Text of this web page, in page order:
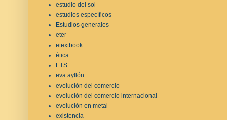
estudio del sol
estudios específicos
Estudios generales
eter
etextbook
ética
ETS
eva ayllón
evolución del comercio
evolución del comercio internacional
evolución en metal
existencia